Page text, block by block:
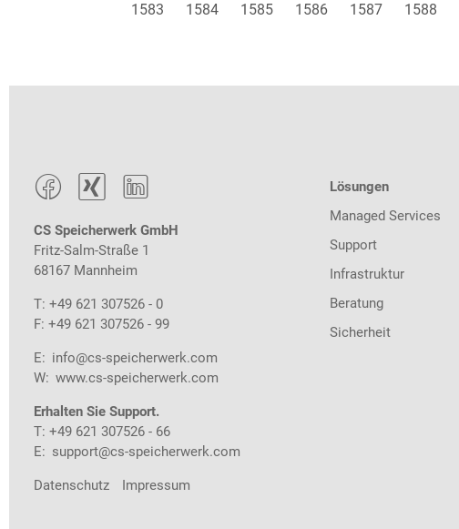
1583
1584 1585 1586 1587 1588
  
CS Speicherwerk GmbH
Fritz-Salm-Straße 1
68167 Mannheim
T: +49 621 307526 - 0
F: +49 621 307526 - 99
E: info@cs-speicherwerk.com
W: www.cs-speicherwerk.com
Erhalten Sie Support.
T: +49 621 307526 - 66
E: support@cs-speicherwerk.com
Datenschutz Impressum
Lösungen
Managed Services
Support
Infrastruktur
Beratung
Sicherheit